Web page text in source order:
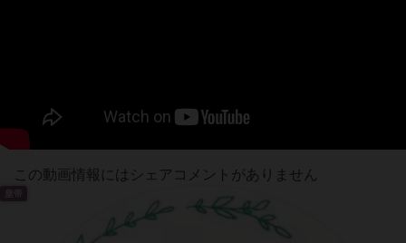
この動画情報にはシェアコメントがありません